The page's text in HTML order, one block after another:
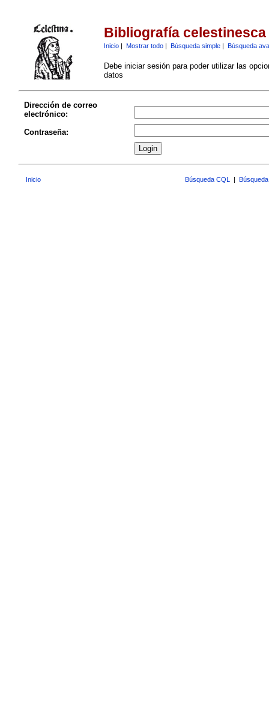
Bibliografía celestinesca
Inicio| Mostrar todo| Búsqueda simple| Búsqueda
Debe iniciar sesión para poder utilizar las
datos
Dirección de correo
electrónico:
Contraseña:
Inicio Búsqueda CQL |